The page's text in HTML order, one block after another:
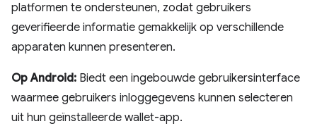
platformen te ondersteunen, zodat gebruikers
geverifieerde informatie gemakkelijk op verschillende
apparaten kunnen presenteren.
Op Android: Biedt een ingebouwde gebruikersinterface
waarmee gebruikers inloggegevens kunnen selecteren
uit hun geïnstalleerde wallet-app.